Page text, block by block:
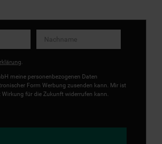
meine personenbezogenen Daten
Form Werbung zusenden kann. Mir ist
für die Zukunft widerrufen kann.